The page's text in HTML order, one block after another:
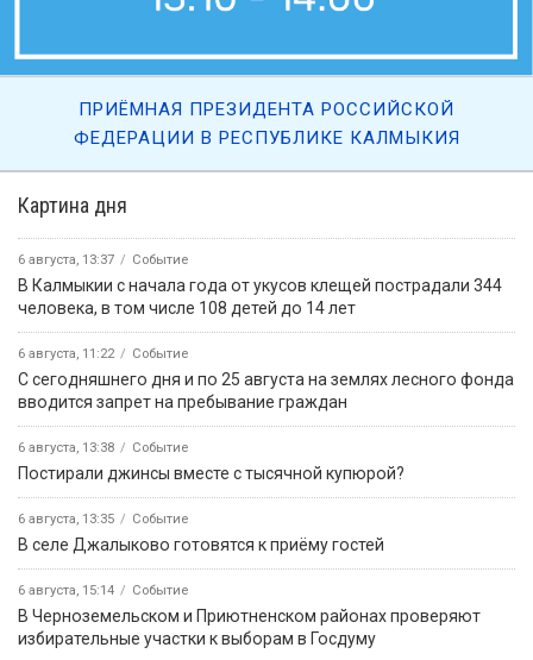
Картина дня
6 августа, 13:37 Событие
В Калмыкии с начала года от укусов клещей пострадали 344
человека, в том числе 108 детей до 14 лет
6 августа, 11:22 Событие
С сегодняшнего дня и по 25 августа на землях лесного фонда
вводится запрет на пребывание граждан
6 августа, 13:38 Событие
Постирали джинсы вместе с тысячной купюрой?
6 августа, 13:35 Событие
В селе Джалыково готовятся к приёму гостей
6 августа, 15:14 Событие
В Черноземельском и Приютненском районах проверяют
избирательные участки к выборам в Госдуму
ПРИЁМНАЯ ПРЕЗИДЕНТА РОССИЙСКОЙ
ФЕДЕРАЦИИ В РЕСПУБЛИКЕ КАЛМЫКИЯ